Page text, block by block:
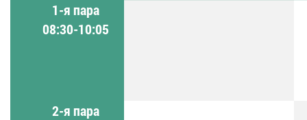
1-я пара
08:30-10:05
2-я пара